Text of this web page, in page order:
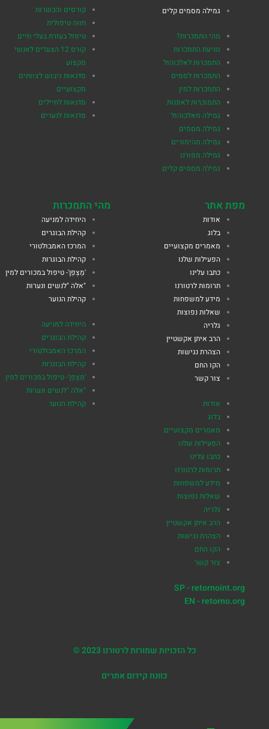
גמילה מסמים קלים
מהי התמכרות?
מניעת התמכרות
התמכרות לאלכוהול
התמכרות לסמים
התמכרות למין
התמוכרות לאוננות
גמילה מאלכוהול
גמילה מסמים
גמילה מהימורים
גמילה מפורנו
גמילה מסמים קלים
קורסים והכשרות
חווה טיפולית
טיפול בעזרת בעלי חיים
קורס 12 הצעדים לאנשי
מקצוע
סדנאות גיבוש לצוותים
מקצועיים
סדנאות לחיילים
סדנאות לנערים
מפת אתר
אודות
בלוג
מאמרים מקצועיים
הפעילות שלנו
כתבו עלינו
תרומות לרטורנו
מידע למשפחות
שאלות נפוצות
גלריה
הרב איתן אקשטיין
הצהרת נגישות
הקו החם
צור קשר
אודות
בלוג
מאמרים מקצועיים
הפעילות שלנו
כתבו עלינו
תרומות לרטורנו
מידע למשפחות
שאלות נפוצות
גלריה
הרב איתן אקשטיין
הצהרת נגישות
הקו החם
צור קשר
SP - retornoint.org
EN - retorno.org
מהי התמכרות
היחידה למניעה
קהילת הבוגרים
המרכז האמבולטורי
קהילת הבוגרות
'מַצְפֵן'- טיפול במכורים למין
"אלה "לנשים ונערות
קהילת הנוער
היחידה למניעה
קהילת הבוגרים
המרכז האמבולטורי
קהילת הבוגרות
'מַצְפֵן'- טיפול במכורים למין
"אלה "לנשים ונערות
קהילת הנוער
כל הזכויות שמורות לרטורנו 2023 ©
כוונת קידום אתרים